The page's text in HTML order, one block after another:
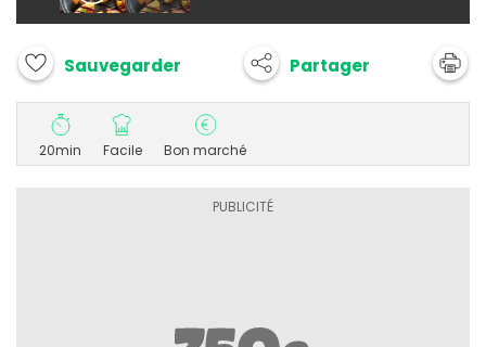
Sauvegarder Partager
20min Facile Bon marché